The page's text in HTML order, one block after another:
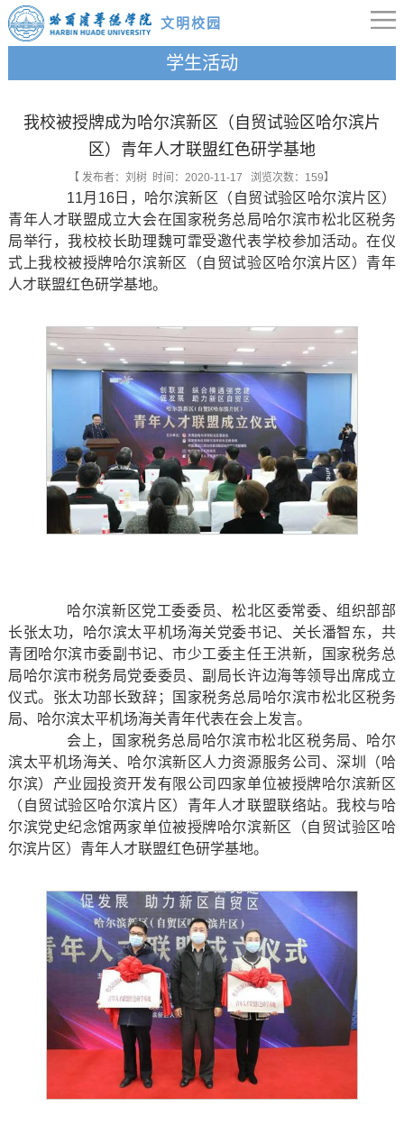
文明校园
学生活动
我校被授牌成为哈尔滨新区（自贸试验区哈尔滨片
区）青年人才联盟红色研学基地
【 发布者：刘树 时间：2020-11-17 浏览次数： 159】
11月16日，哈尔滨新区（自贸试验区哈尔滨片区）
青年人才联盟成立大会在国家税务总局哈尔滨市松北区税务
局举行，我校校长助理魏可霏受邀代表学校参加活动。在仪
式上我校被授牌哈尔滨新区（自贸试验区哈尔滨片区）青年
人才联盟红色研学基地。
哈尔滨新区党工委委员、松北区委常委、组织部部
长张太功，哈尔滨太平机场海关党委书记、关长潘智东，共
青团哈尔滨市委副书记、市少工委主任王洪新，国家税务总
局哈尔滨市税务局党委委员、副局长许边海等领导出席成立
仪式。张太功部长致辞；国家税务总局哈尔滨市松北区税务
局、哈尔滨太平机场海关青年代表在会上发言。
会上，国家税务总局哈尔滨市松北区税务局、哈尔
滨太平机场海关、哈尔滨新区人力资源服务公司、深圳（哈
尔滨）产业园投资开发有限公司四家单位被授牌哈尔滨新区
（自贸试验区哈尔滨片区）青年人才联盟联络站。我校与哈
尔滨党史纪念馆两家单位被授牌哈尔滨新区（自贸试验区哈
尔滨片区）青年人才联盟红色研学基地。